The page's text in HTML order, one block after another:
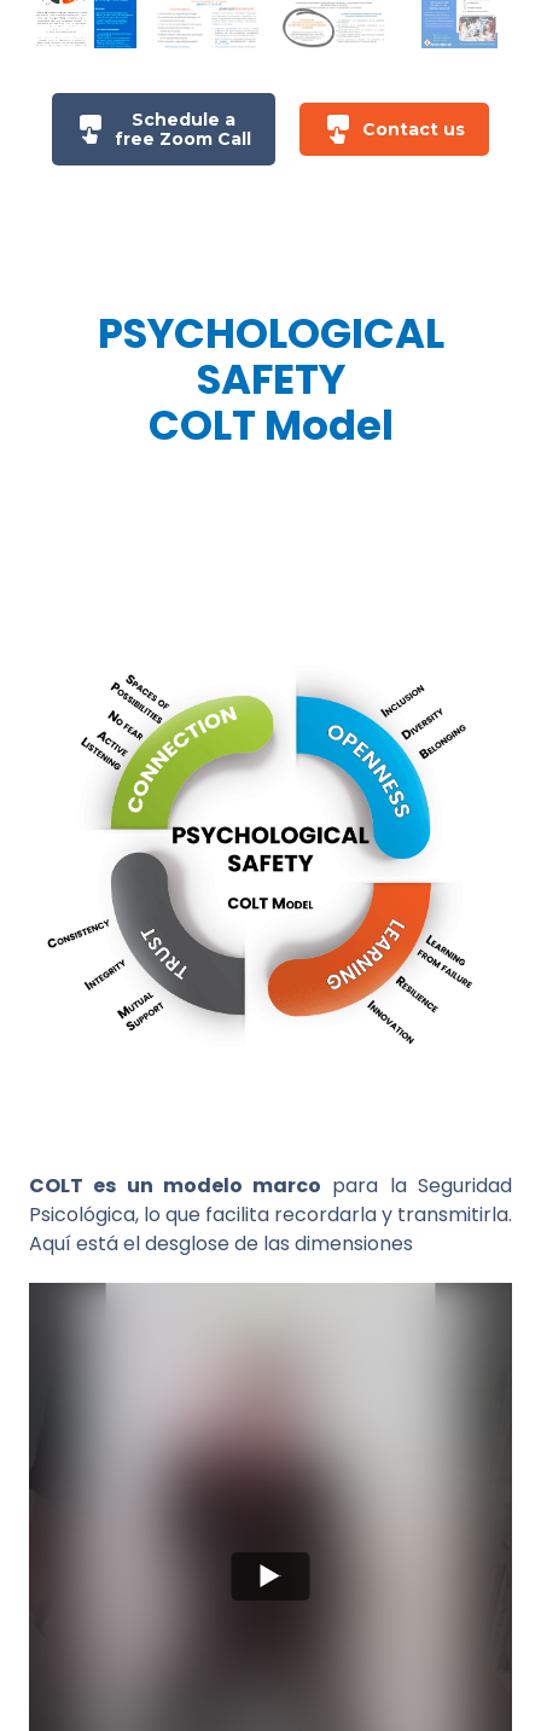
Schedule a
free Zoom Call
Contact us
PSYCHOLOGICAL
SAFETY
COLT Model
COLT es un modelo marco para la Seguridad
Psicológica, lo que facilita recordarla y transmitirla.
Aquí está el desglose de las dimensiones